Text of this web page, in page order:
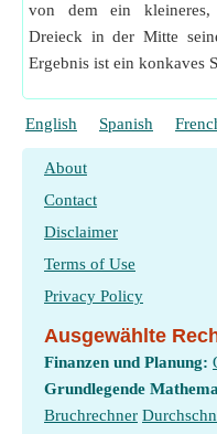
von dem ein kleineres,
Dreieck in der Mitte
Ergebnis ist ein konkaves
English Spanish
About
Contact
Disclaimer
Terms of Use
Privacy Policy
Ausgewählte
Finanzen und Planung:
Grundlegende
Bruchrechner